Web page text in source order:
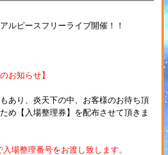
ルピースフリーライブ開催！！
お知らせ】
あり、炎天下の中、お客様のお待ち頂
め【入場整理券】を配布させて頂きま
場整理番号をお渡し致します。